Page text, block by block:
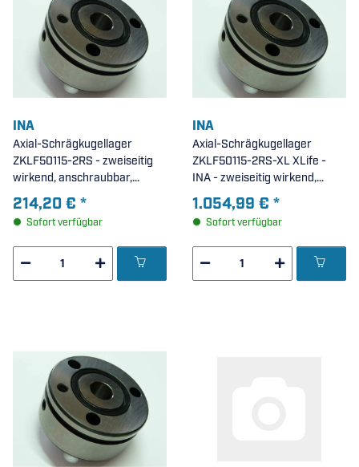
INA
Axial-Schrägkugellager
ZKLF50115-2RS - zweiseitig
wirkend, anschraubbar,
beidseitig Dichtscheiben (
50x115x34mm )
214,20 € *
Sofort verfügbar
INA
Axial-Schrägkugellager
ZKLF50115-2RS-XL XLife -
INA - zweiseitig wirkend,
anschraubbar, beidseitig
Lippendichtung (
50x115x34mm )
1.054,99 € *
Sofort verfügbar